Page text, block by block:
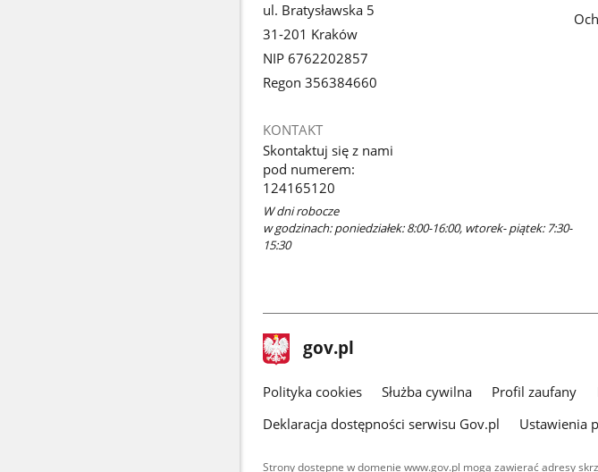
ul. Bratysławska 5
31-201 Kraków
NIP 6762202857
Regon 356384660
KONTAKT
Skontaktuj się z nami
pod numerem:
124165120
W dni robocze
w godzinach: poniedziałek: 8:00-16:00, wtorek- piątek: 7:30-
15:30
stopka
gov.pl Strona
gov.pl
gov.pl
Polityka cookies Służba cywilna Profil zaufany
Deklaracja dostępności serwisu Gov.pl
Ustawienia
Strony dostępne w domenie www.gov.pl mogą zawierać adresy